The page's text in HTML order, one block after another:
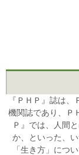
『ＰＨＰ』誌は
機関誌であり、Ｐ
Ｐ』では、人間
か、といった、
「生き方」につ